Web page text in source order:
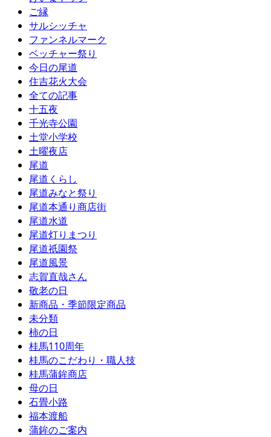
ご縁
サルシッチャ
ファンネルマーク
ベッチャー祭り
今日の尾道
住吉花火大会
全ての記事
十五夜
千光寺公園
土堂小学校
土曜夜店
尾道
尾道くらし
尾道みなと祭り
尾道本通り商店街
尾道水道
尾道灯りまつり
尾道祇園祭
尾道風景
志賀直哉さん
敬老の日
新商品・季節限定商品
未分類
柿の日
桂馬110周年
桂馬のこだわり・職人技
桂馬蒲鉾商店
母の日
石畳小路
福本渡船
蒲鉾のご案内